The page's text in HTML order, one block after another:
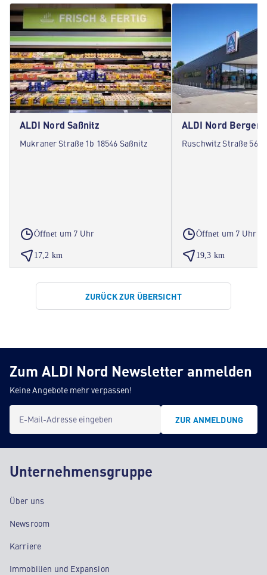
ALDI Nord Saßnitz
Mukraner Straße 1b 18546 Saßnitz
Öffnet um 7 Uhr
17,2 km
ALDI Nord Bergen
Ruschwitz Straße 56
Öffnet um 7 Uhr
19,3 km
ZURÜCK ZUR ÜBERSICHT
Zum ALDI Nord Newsletter anmelden
Keine Angebote mehr verpassen!
E-Mail-Adresse eingeben ZUR ANMELDUNG
Unternehmensgruppe
Über uns
Newsroom
Karriere
Immobilien und Expansion